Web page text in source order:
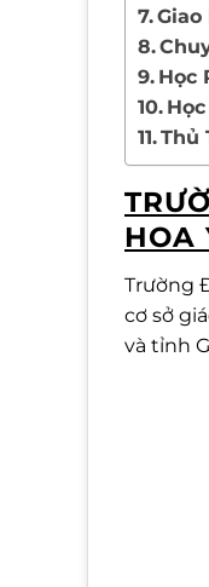
Giao
Học
Thủ
HOA
Trường
cơ sở
và tỉnh